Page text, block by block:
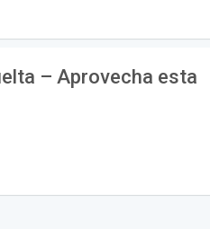
– Aprovecha esta